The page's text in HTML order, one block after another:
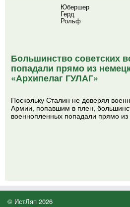
Юбершер
Герд
Рольф
Большинство советских
попадали прямо из
«Архипелаг ГУЛАГ»
Поскольку Сталин не доверял
Армии, попавшим в плен,
военнопленных попадали прямо
© ИстЛяп 2026